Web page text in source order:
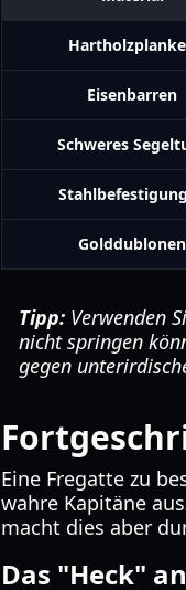
Eisenbarren
Schweres
Golddublonen
Tipp: Verwenden
nicht springen
gegen
Eine Fregatte zu
wahre Kapitäne
macht dies aber
Das "Heck"